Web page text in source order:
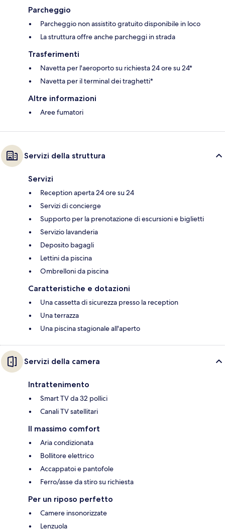
Parcheggio
Parcheggio non assistito gratuito disponibile in loco
La struttura offre anche parcheggi in strada
Trasferimenti
Navetta per l'aeroporto su richiesta 24 ore su 24*
Navetta per il terminal dei traghetti*
Altre informazioni
Aree fumatori
Servizi della struttura
Servizi
Reception aperta 24 ore su 24
Servizi di concierge
Supporto per la prenotazione di escursioni e biglietti
Servizio lavanderia
Deposito bagagli
Lettini da piscina
Ombrelloni da piscina
Caratteristiche e dotazioni
Una cassetta di sicurezza presso la reception
Una terrazza
Una piscina stagionale all'aperto
Servizi della camera
Intrattenimento
Smart TV da 32 pollici
Canali TV satellitari
Il massimo comfort
Aria condizionata
Bollitore elettrico
Accappatoi e pantofole
Ferro/asse da stiro su richiesta
Per un riposo perfetto
Camere insonorizzate
Lenzuola